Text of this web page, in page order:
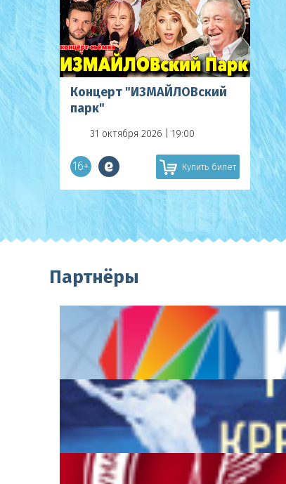
Концерт "ИЗМАЙЛОВский
парк"
31 октября 2026 | 19:00
16+ Купить билет
Партнёры